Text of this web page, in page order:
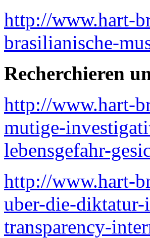
http://www.hart-
brasilianische-
Recherchieren
http://www.hart-
mutige-
lebensgefahr-
http://www.hart-
uber-die-
transparency-